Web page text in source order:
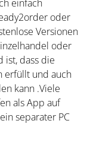
einfach
oder
Versionen
oder
ist, dass die
erfüllt und auch
kann .Viele
als App auf
separater PC